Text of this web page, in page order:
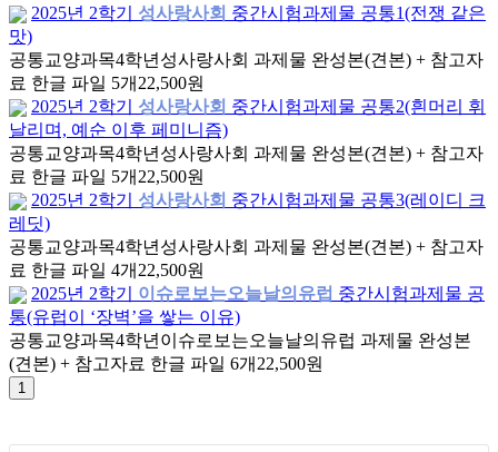
2025년 2학기
성사랑사회 중간시험과제물 공통1(전쟁 같은
맛)
공통교양과목4학년 성사랑사회 과제물 완성본(견본) + 참고자
료 한글 파일 5개 22,500원
2025년 2학기
성사랑사회 중간시험과제물 공통2(흰머리 휘
날리며, 예순 이후 페미니즘)
공통교양과목4학년 성사랑사회 과제물 완성본(견본) + 참고자
료 한글 파일 5개 22,500원
2025년 2학기
성사랑사회 중간시험과제물 공통3(레이디 크
레딧)
공통교양과목4학년 성사랑사회 과제물 완성본(견본) + 참고자
료 한글 파일 4개 22,500원
2025년 2학기
이슈로보는오늘날의유럽 중간시험과제물 공
통(유럽이 ‘장벽’을 쌓는 이유)
공통교양과목4학년 이슈로보는오늘날의유럽 과제물 완성본
(견본) + 참고자료 한글 파일 6개 22,500원